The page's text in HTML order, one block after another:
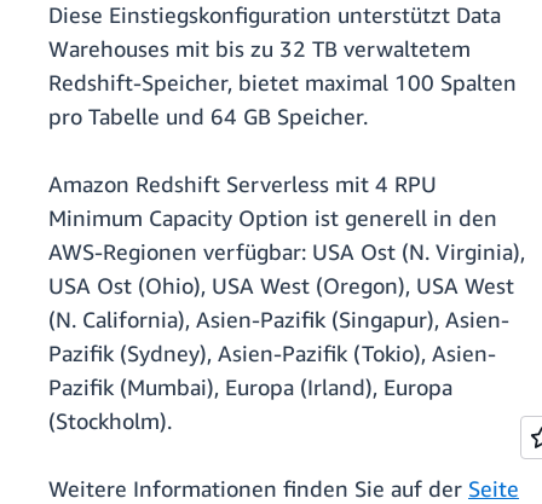
Diese Einstiegskonfiguration unterstützt Data
Warehouses mit bis zu 32 TB verwaltetem
Redshift-Speicher, bietet maximal 100 Spalten
pro Tabelle und 64 GB Speicher.
Amazon Redshift Serverless mit 4 RPU
Minimum Capacity Option ist generell in den
AWS-Regionen verfügbar: USA Ost (N. Virginia),
USA Ost (Ohio), USA West (Oregon), USA West
(N. California), Asien-Pazifik (Singapur), Asien-
Pazifik (Sydney), Asien-Pazifik (Tokio), Asien-
Pazifik (Mumbai), Europa (Irland), Europa
(Stockholm).
Weitere Informationen finden Sie auf der Seite